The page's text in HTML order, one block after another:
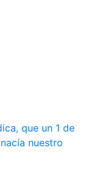
que un 1 de
nuestro